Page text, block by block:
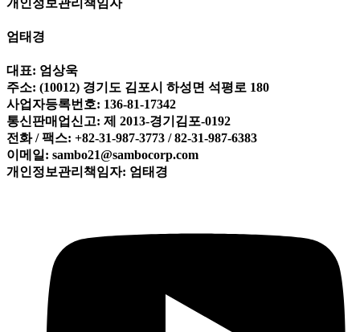
엄태경
대표: 엄상욱
주소: (10012) 경기도 김포시 하성면 석평로 180
사업자등록번호: 136-81-17342
통신판매업신고: 제 2013-경기김포-0192
전화 / 팩스: +82-31-987-3773 / 82-31-987-6383
이메일: sambo21@sambocorp.com
개인정보관리책임자: 엄태경